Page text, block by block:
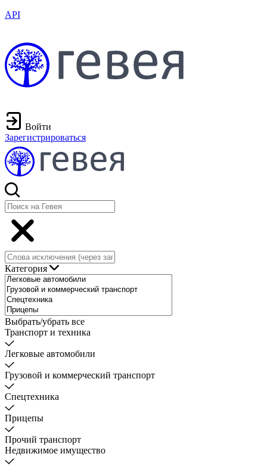
API
Войти
Зарегистрироваться
Категория
Выбрать/убрать все
Транспорт и техника
Легковые автомобили
Грузовой и коммерческий транспорт
Спецтехника
Прицепы
Прочий транспорт
Недвижимое имущество